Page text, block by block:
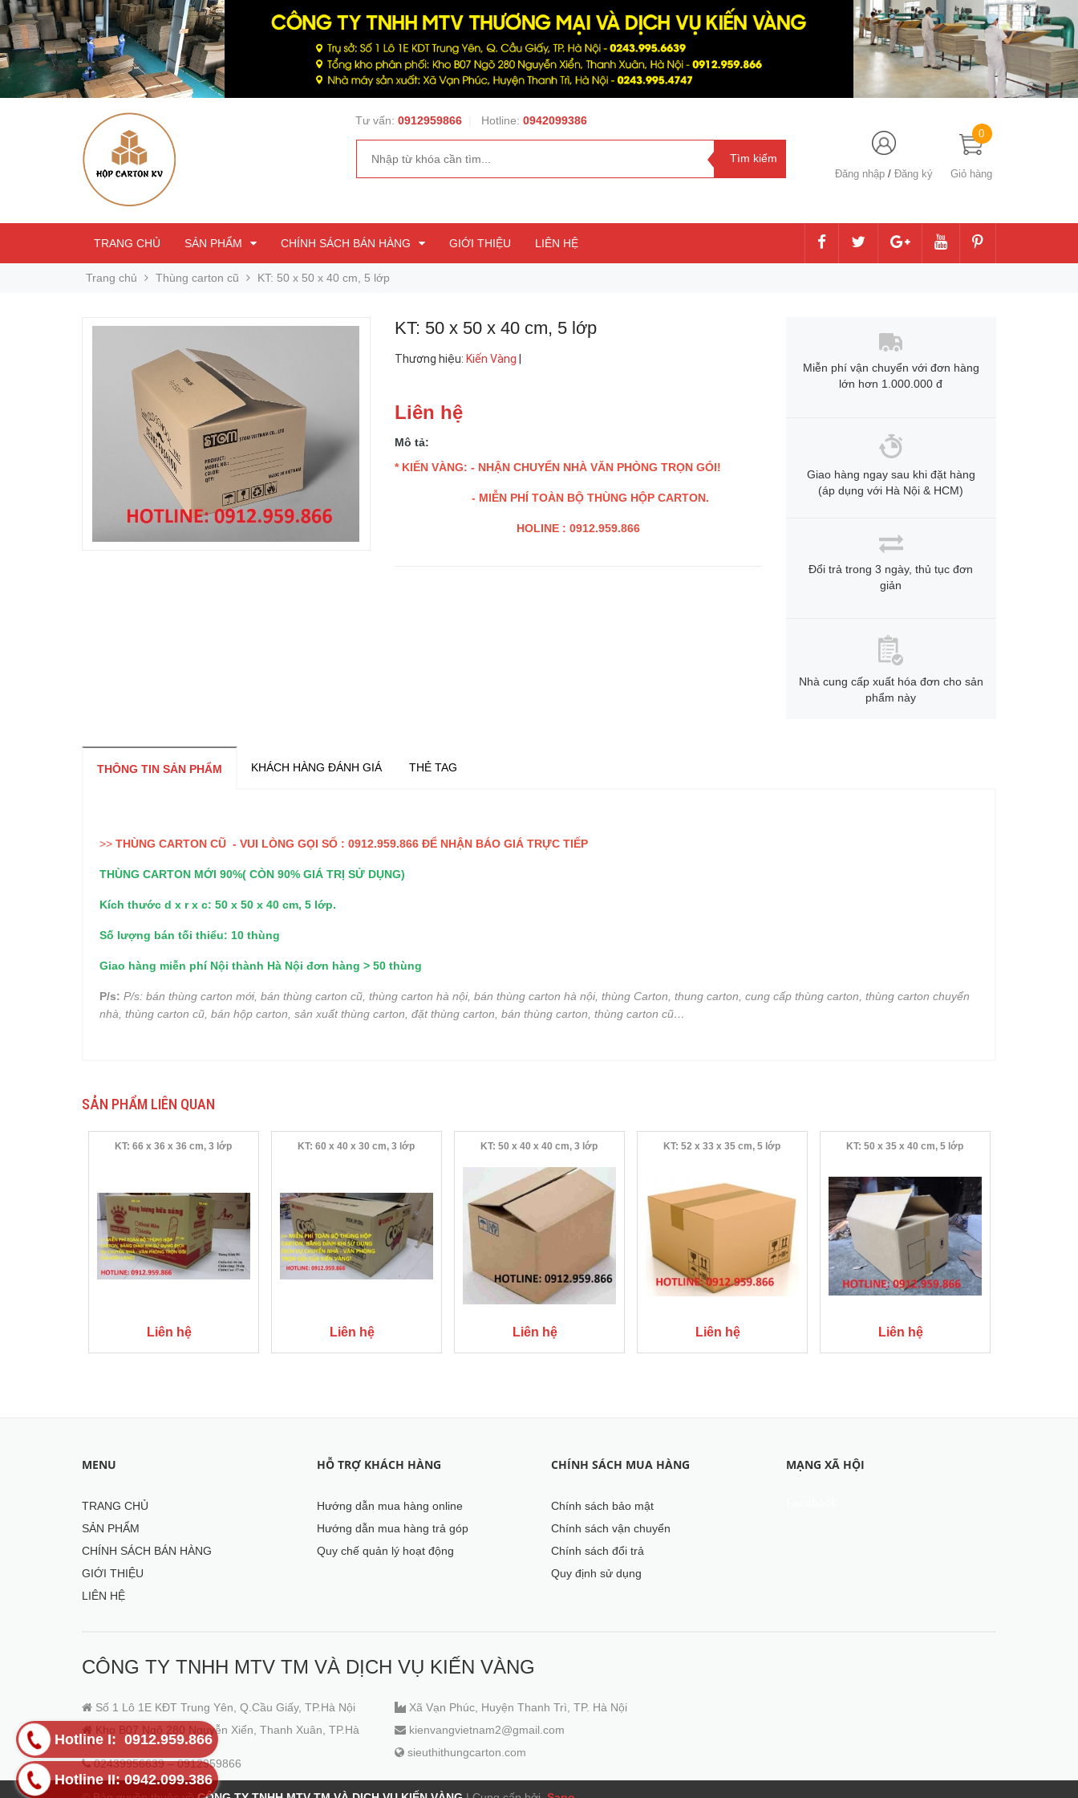
Tư vấn: 0912959866| Hotline: 0942099386
Đăng nhập / Đăng ký Giỏ hàng
0
TRANG CHỦ SẢN PHẨM CHÍNH SÁCH BÁN HÀNG GIỚI THIỆU LIÊN HỆ
Trang chủ Thùng carton cũ KT: 50 x 50 x 40 cm, 5 lớp
KT: 50 x 50 x 40 cm, 5 lớp
Thương hiệu: Kiến Vàng
Liên hệ
Mô tả:
* KIẾN VÀNG: - NHẬN CHUYỂN NHÀ VĂN PHÒNG TRỌN GÓI!
- MIỄN PHÍ TOÀN BỘ THÙNG HỘP CARTON.
HOLINE : 0912.959.866
Miễn phí vận chuyển với đơn hàng
lớn hơn 1.000.000 đ
Giao hàng ngay sau khi đặt hàng
(áp dụng với Hà Nội & HCM)
Đổi trả trong 3 ngày, thủ tục đơn
giản
Nhà cung cấp xuất hóa đơn cho sản
phẩm này
THÔNG TIN SẢN PHẨM KHÁCH HÀNG ĐÁNH GIÁ THẺ TAG
>> THÙNG CARTON CŨ - VUI LÒNG GỌI SỐ : 0912.959.866 ĐỂ NHẬN BÁO GIÁ TRỰC TIẾP
THÙNG CARTON MỚI 90%( CÒN 90% GIÁ TRỊ SỬ DỤNG)
Kích thước d x r x c: 50 x 50 x 40 cm, 5 lớp.
Số lượng bán tối thiểu: 10 thùng
Giao hàng miễn phí Nội thành Hà Nội đơn hàng > 50 thùng
P/s: P/s: bán thùng carton mới, bán thùng carton cũ, thùng carton hà nội, bán thùng carton hà nội, thùng Carton, thung carton, cung cấp thùng carton, thùng carton chuyển
nhà, thùng carton cũ, bán hộp carton, sản xuất thùng carton, đặt thùng carton, bán thùng carton, thùng carton cũ…
SẢN PHẨM LIÊN QUAN
KT: 66 x 36 x 36 cm, 3 lớp
Liên hệ
KT: 60 x 40 x 30 cm, 3 lớp
Liên hệ
KT: 50 x 40 x 40 cm, 3 lớp
Liên hệ
KT: 52 x 33 x 35 cm, 5 lớp
Liên hệ
KT: 50 x 35 x 40 cm, 5 lớp
Liên hệ
Hotline I: 0912.959.866
Hotline II: 0942.099.386
MENU
TRANG CHỦ
SẢN PHẨM
CHÍNH SÁCH BÁN HÀNG
GIỚI THIỆU
LIÊN HỆ
HỖ TRỢ KHÁCH HÀNG
Hướng dẫn mua hàng online
Hướng dẫn mua hàng trả góp
Quy chế quản lý hoạt động
CHÍNH SÁCH MUA HÀNG
Chính sách bảo mật
Chính sách vận chuyển
Chính sách đổi trả
Quy định sử dụng
MẠNG XÃ HỘI
CÔNG TY TNHH MTV TM VÀ DỊCH VỤ KIẾN VÀNG
Số 1 Lô 1E KĐT Trung Yên, Q.Cầu Giấy, TP.Hà Nội
Kho B07 Ngõ 280 Nguyễn Xiển, Thanh Xuân, TP.Hà
Nội
02439956639 – 0912959866
Xã Vạn Phúc, Huyện Thanh Trì, TP. Hà Nội
kienvangvietnam2@gmail.com
sieuthithungcarton.com